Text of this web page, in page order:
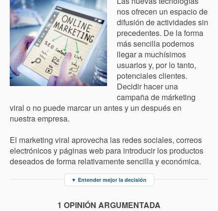
nos ofrecen un espacio de
difusión de actividades sin
precedentes. De la forma
más sencilla podemos
llegar a muchísimos
usuarios y, por lo tanto,
potenciales clientes.
Decidir hacer una
campaña de márketing
viral o no puede marcar un antes y un después en
nuestra empresa.
El marketing viral aprovecha las redes sociales, correos
electrónicos y páginas web para introducir los productos
deseados de forma relativamente sencilla y económica.
▼ Entender mejor la decisión
1 OPINIÓN ARGUMENTADA